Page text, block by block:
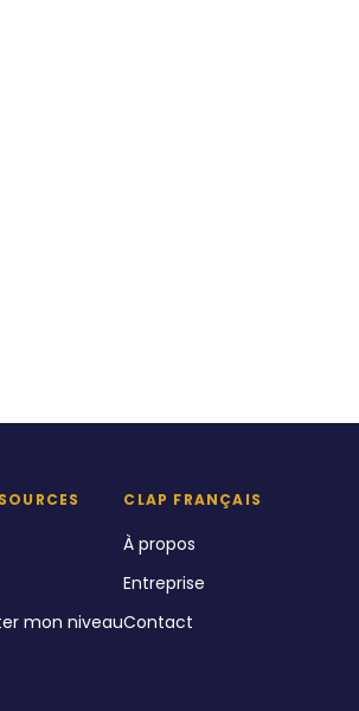
mon niveau
CLAP FRANÇAIS
À propos
Entreprise
Contact